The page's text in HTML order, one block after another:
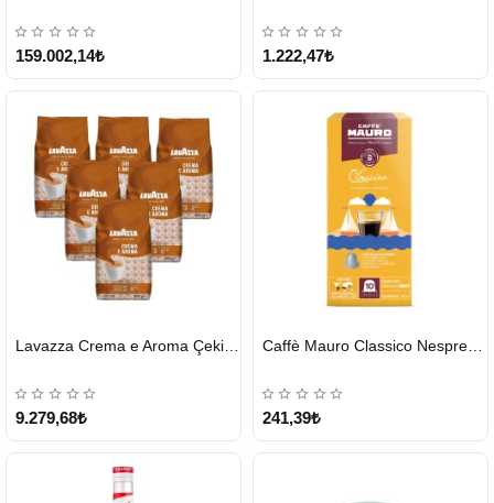
159.002,14₺ 1.222,47₺
GÖNDERİ
9.279,68₺
GÖNDERİ
Caffè Mauro Classico Nespresso Kapsül
241,39₺